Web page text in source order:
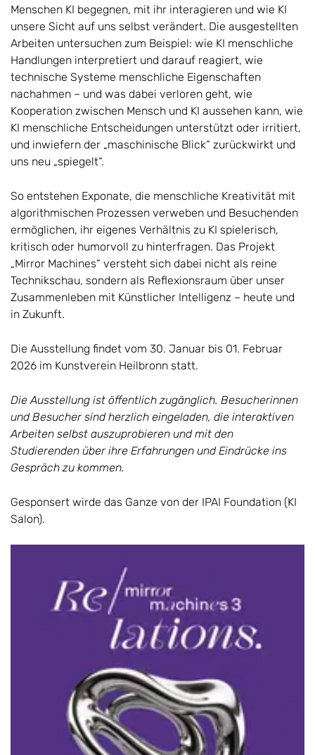
Menschen KI begegnen, mit ihr interagieren und wie KI
unsere Sicht auf uns selbst verändert. Die ausgestellten
Arbeiten untersuchen zum Beispiel: wie KI menschliche
Handlungen interpretiert und darauf reagiert, wie
technische Systeme menschliche Eigenschaften
nachahmen – und was dabei verloren geht, wie
Kooperation zwischen Mensch und KI aussehen kann, wie
KI menschliche Entscheidungen unterstützt oder irritiert,
und inwiefern der „maschinische Blick“ zurückwirkt und
uns neu „spiegelt“.
So entstehen Exponate, die menschliche Kreativität mit
algorithmischen Prozessen verweben und Besuchenden
ermöglichen, ihr eigenes Verhältnis zu KI spielerisch,
kritisch oder humorvoll zu hinterfragen. Das Projekt
„Mirror Machines“ versteht sich dabei nicht als reine
Technikschau, sondern als Reflexionsraum über unser
Zusammenleben mit Künstlicher Intelligenz – heute und
in Zukunft.
Die Ausstellung findet vom 30. Januar bis 01. Februar
2026 im Kunstverein Heilbronn statt.
Die Ausstellung ist öffentlich zugänglich. Besucherinnen
und Besucher sind herzlich eingeladen, die interaktiven
Arbeiten selbst auszuprobieren und mit den
Studierenden über ihre Erfahrungen und Eindrücke ins
Gespräch zu kommen.
Gesponsert wirde das Ganze von der IPAI Foundation (KI
Salon).